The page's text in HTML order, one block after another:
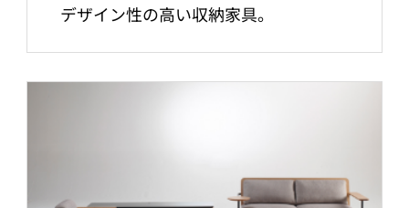
デザイン性の高い収納家具。